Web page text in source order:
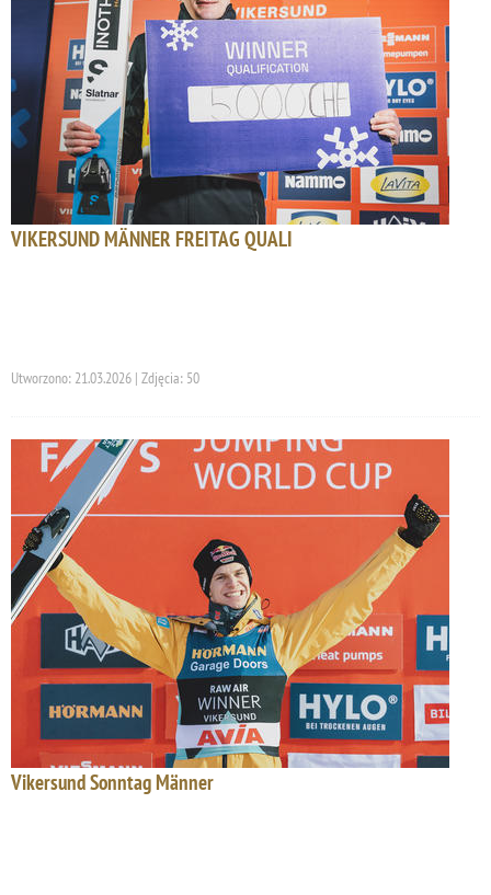
VIKERSUND MÄNNER FREITAG QUALI
Utworzono: 21.03.2026 | Zdjęcia: 50
Vikersund Sonntag Männer